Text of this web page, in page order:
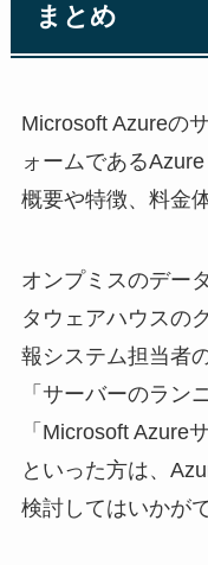
まとめ
Microsoft Azureの
ォームである
概要や特徴、料金
オンプミスのデー
タウェアハウスの
報システム担当者
「サーバーのラン
「Microsoft Azure
といった方は、
検討してはいかが